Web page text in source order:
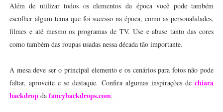
Além de utilizar todos os elementos da época você pode também
escolher algum tema que foi sucesso na época, como as personalidades,
filmes e até mesmo os programas de TV. Use e abuse tanto das cores
como também das roupas usadas nessa década tão importante.
A mesa deve ser o principal elemento e os cenários para fotos não pode
faltar, aproveite e se destaque. Confira algumas inspirações dechiara
backdropda fancybackdrops.com.